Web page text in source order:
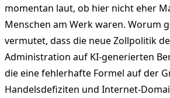
momentan laut, ob hier nicht eher
Menschen am Werk waren. Worum
vermutet, dass die neue Zollpolitik
Administration auf KI-generierten
die eine fehlerhafte Formel auf der
Handelsdefiziten und Internet-